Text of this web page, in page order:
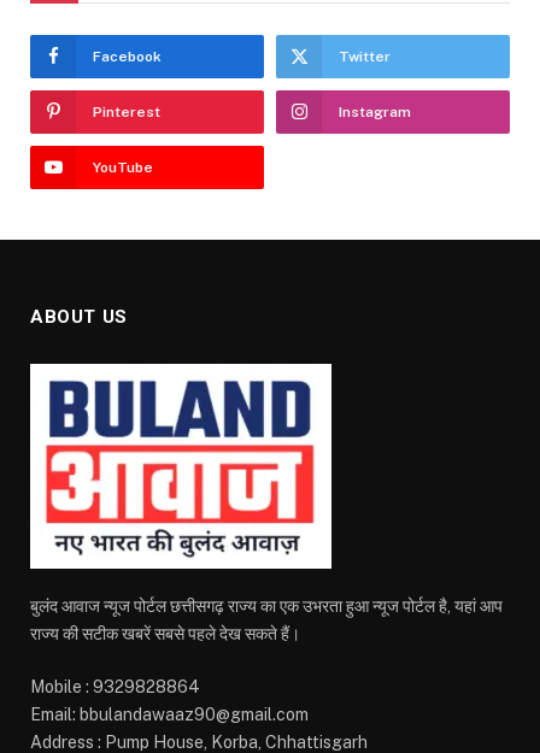
Facebook Twitter
Pinterest Instagram
YouTube
ABOUT US
बुलंद आवाज न्यूज पोर्टल छत्तीसगढ़ राज्य का एक उभरता हुआ न्यूज पोर्टल है, यहां आप
राज्य की सटीक खबरें सबसे पहले देख सकते हैं।
Mobile : 9329828864
Email: bbulandawaaz90@gmail.com
Address : Pump House, Korba, Chhattisgarh